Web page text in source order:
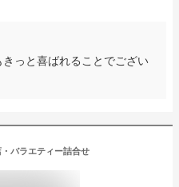
っと喜ばれることでござい
バラエティー詰合せ